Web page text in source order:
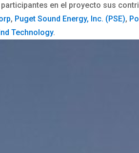
en el proyecto sus
, Puget Sound Energy, Inc. (PSE),
Technology.